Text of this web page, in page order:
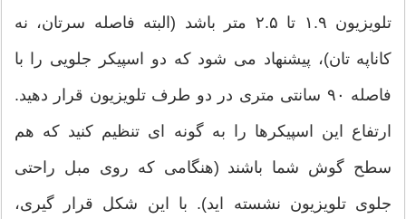
تلویزیون ۱.۹ تا ۲.۵ متر باشد (البته فاصله سرتان، نه
کاناپه تان)، پیشنهاد می شود که دو اسپیکر جلویی را با
فاصله ۹۰ سانتی متری در دو طرف تلویزیون قرار دهید.
ارتفاع این اسپیکرها را به گونه ای تنظیم کنید که هم
سطح گوش شما باشند (هنگامی که روی مبل راحتی
جلوی تلویزیون نشسته اید). با این شکل قرار گیری،